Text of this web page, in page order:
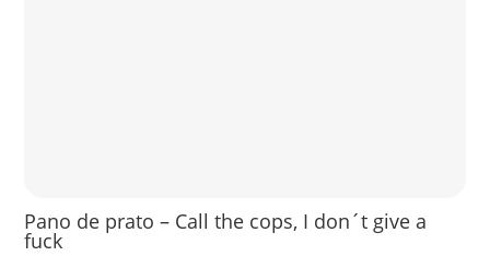
Pano de prato – Call the cops, I don´t give a
fuck